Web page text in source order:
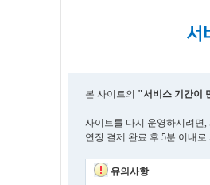
본 사이트의 "서비스 기간이
사이트를 다시 운영하시려면
연장 결제 완료 후 5분 이내
유의사항